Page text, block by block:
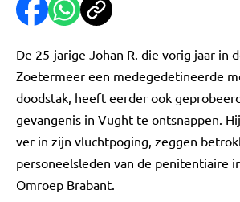
De 25-jarige Johan R. die vorig jaar in
Zoetermeer een medegedetineerde
doodstak, heeft eerder ook
gevangenis in Vught te ontsnappen.
ver in zijn vluchtpoging, zeggen
personeelsleden van de penitentiaire
Omroep Brabant.